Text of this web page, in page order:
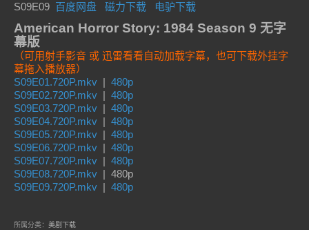
S09E09 百度网盘 磁力下载 电驴下载
American Horror Story: 1984 Season 9 无字
幕版
（可用射手影音 或 迅雷看看自动加载字幕，也可下载外挂字
幕拖入播放器）
S09E01.720P.mkv | 480p
S09E02.720P.mkv | 480p
S09E03.720P.mkv | 480p
S09E04.720P.mkv | 480p
S09E05.720P.mkv | 480p
S09E06.720P.mkv | 480p
S09E07.720P.mkv | 480p
S09E08.720P.mkv | 480p
S09E09.720P.mkv | 480p
所属分类： 美剧下载